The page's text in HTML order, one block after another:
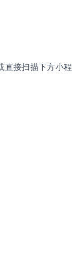
直接扫描下方小